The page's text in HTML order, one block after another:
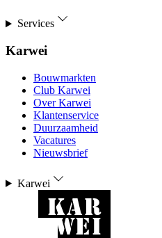
Services
Karwei
Bouwmarkten
Club Karwei
Over Karwei
Klantenservice
Duurzaamheid
Vacatures
Nieuwsbrief
Karwei